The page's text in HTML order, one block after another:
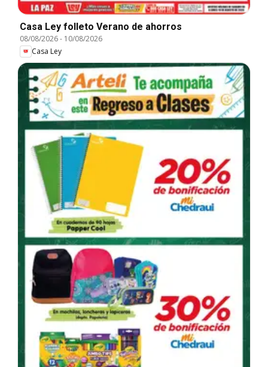
Casa Ley folleto Verano de ahorros
08/08/2026- 10/08/2026
Casa Ley